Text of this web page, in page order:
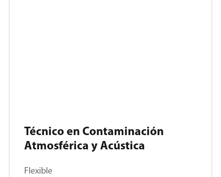
Técnico en Contaminación
Atmosférica y Acústica
Flexible